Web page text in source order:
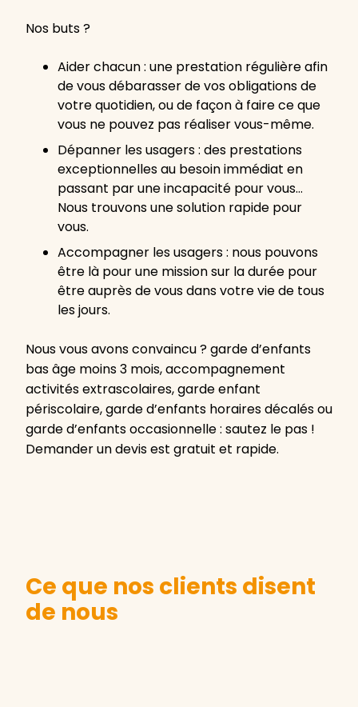
Nos buts ?
Aider chacun : une prestation régulière afin
de vous débarasser de vos obligations de
votre quotidien, ou de façon à faire ce que
vous ne pouvez pas réaliser vous-même.
Dépanner les usagers : des prestations
exceptionnelles au besoin immédiat en
passant par une incapacité pour vous…
Nous trouvons une solution rapide pour
vous.
Accompagner les usagers : nous pouvons
être là pour une mission sur la durée pour
être auprès de vous dans votre vie de tous
les jours.
Nous vous avons convaincu ? garde d’enfants
bas âge moins 3 mois, accompagnement
activités extrascolaires, garde enfant
périscolaire, garde d’enfants horaires décalés ou
garde d’enfants occasionnelle : sautez le pas !
Demander un devis est gratuit et rapide.
Ce que nos clients disent
de nous